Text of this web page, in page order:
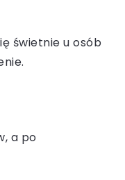
świetnie u osób
a po